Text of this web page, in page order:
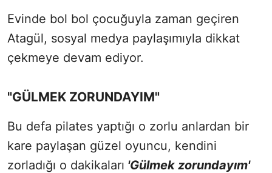
Evinde bol bol çocuğuyla zaman geçiren
Atagül, sosyal medya paylaşımıyla dikkat
çekmeye devam ediyor.
"GÜLMEK ZORUNDAYIM"
Bu defa pilates yaptığı o zorlu anlardan bir
kare paylaşan güzel oyuncu, kendini
zorladığı o dakikaları 'Gülmek zorundayım'